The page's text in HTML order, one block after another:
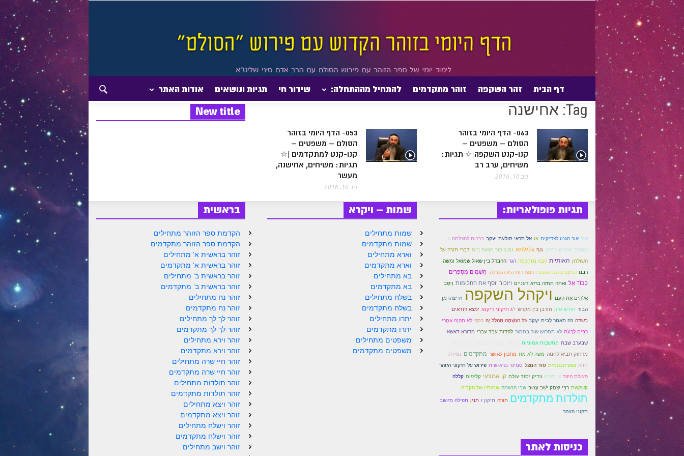
דף הבית זהר השקפה זוהר מתקדמים להתחיל מההתחלה: שידור חי תגיות ונושאים אודות האתר
New title
Tags Posts tagged with "אחישנה"
Tag: אחישנה
053- הדף היומי בזוהר
הסולם – משפטים –
קנו-קנט למתקדמים |☆
תגיות: משיחים, אחישנה,
מעשר
נוב 10, 2016
063- הדף היומי בזוהר
הסולם – משפטים –
קנו-קנט השקפה|☆ תגיות:
משיחים, ערב רב
נוב 10, 2016
בראשית
הקדמת ספר הזוהר מתחילים
הקדמת ספר הזוהר מתקדמים
זוהר בראשית א' מתחילים
זוהר בראשית א' מתקדמים
זוהר בראשית ב' מתחילים
זוהר בראשית ב' מתקדמים
זוהר נח מתחילים
זוהר נח מתקדמים
זוהר לך לך מתחילים
זוהר לך לך מתקדמים
זוהר וירא מתחילים
זוהר וירא מתקדמים
זוהר חיי שרה מתחילים
זוהר חיי שרה מתקדמים
זוהר תולדות מתחילים
זוהר תולדות מתקדמים
זוהר ויצא מתחילים
זוהר ויצא מתקדמים
זוהר וישלח מתחילים
זוהר וישלח מתקדמים
זוהר וישב מתחילים
שמות – ויקרא
שמות מתחילים
שמות מתקדמים
וארא מתחילים
וארא מתקדמים
בא מתחילים
בא מתקדמים
בשלח מתחילים
בשלח מתקדמים
יתרו מתחילים
יתרו מתקדמים
משפטים מתחילים
משפטים מתקדמים
תגיות פופולאריות:
אור אור הגנוז לצדיקים אז אל תראי תולעת יעקב ברכות להצלחה ג'
שמהם יוצאים כחדא גוף גלגלתא גם ציפור מצאה בית דברי תורה על
השולחן האותיות הָבָה נִתְחַכְּמָה הגר ההבדל בין שאול שמואל ומשה
רבנו הניצנים הם האבות הנפרדות היא הנפילה. הַשָּׁמַיִם מְסַפְּרִים
כְּבוֹד אֵל ואתה תחזה ברזא דעניים ויזכור יוסף את החלומות וַיַּסֵּב
אֱלֹהִים אֶת הָעָם ויקהל השקפה ויריצהו מן
הבור חודש סיון חורבן בין מקדש י"ג תיקוני דיקנא ימצא דודאים
בשדה כֹּה תֹאמַר לְבֵית יַעֲקֹב כֹּל הַנְּשָׁמָה תְּהַלֵּל יָהּ כסף לֹא תִהְיֶה אַחֲרֵי
רַבִּים לְרָעֹת לא תחרוש שור בחמור לפדות עבד עברי מדורא דאשא
שבערב שבת מחשבות אמוניות
מרחוק תביא לחמה משה לא מת מתכון לאושר מתקדמים נסירת
חווה נפש הבהמית סוד המצל סמינר ברא-שית פירוש על תיקוני הזוהר
פעולת היצר צ' דצלם צדיק יסוד עולם קו אמצעי קליפות קללה
קשקשת רַבִּי יִצְחָק יֹשֵׁב עָצוּב שבי הנשמה שמותיו של הקב"ה
תולדות מתקדמים תורה תיקון ז תנין תפילה מיושב
תקוני הזוהר
כניסות לאתר